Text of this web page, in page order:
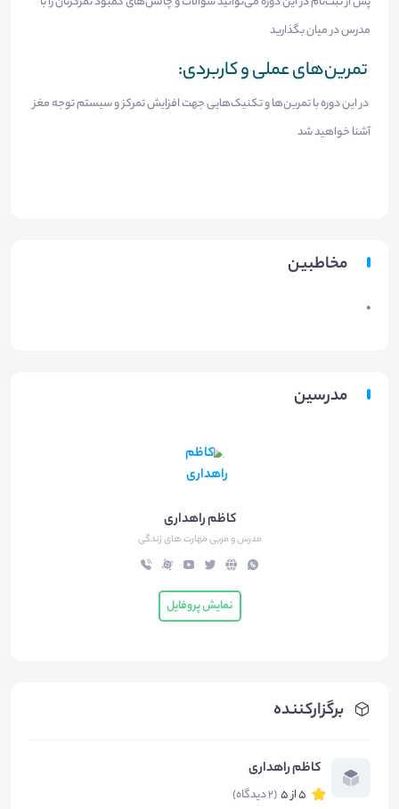
برگزارکننده
کاظم راهداری
5 از 5 (2 دیدگاه)
مدرس در میان بگذارید
تمرین‌های عملی و کاربردی:
در این دوره با تمرین‌ها و تکنیک‌هایی جهت افزایش تمرکز و سیستم توجه مغز
آشنا خواهید شد
مخاطبین
•
مدرسین
کاظم راهداری
مدرس و مربی مهارت های زندگی
نمایش پروفایل